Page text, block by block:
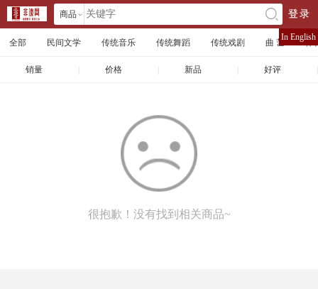
商品 󰄘 登录
全部 民间文学 传统音乐 传统舞蹈 传统戏剧 曲 艺 体
销量 价格 新品 好评
很抱歉！没有找到相关商品~
In English